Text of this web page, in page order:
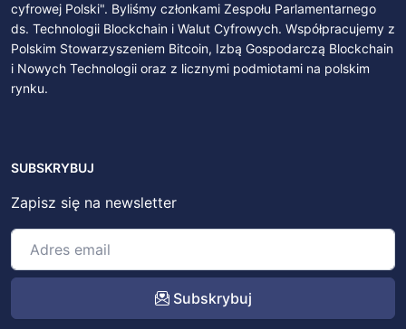
cyfrowej Polski". Byliśmy członkami Zespołu Parlamentarnego
ds. Technologii Blockchain i Walut Cyfrowych. Współpracujemy z
Polskim Stowarzyszeniem Bitcoin, Izbą Gospodarczą Blockchain
i Nowych Technologii oraz z licznymi podmiotami na polskim
rynku.
SUBSKRYBUJ
Zapisz się na newsletter
Subskrybuj